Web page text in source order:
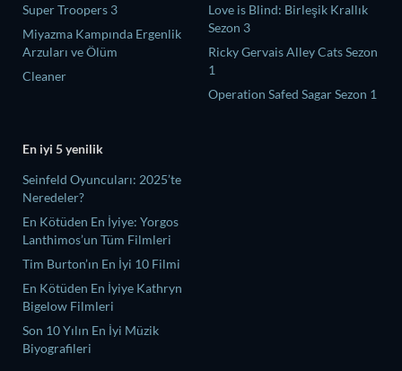
Super Troopers 3
Miyazma Kampında Ergenlik
Arzuları ve Ölüm
Cleaner
Love is Blind: Birleşik Krallık
Sezon 3
Ricky Gervais Alley Cats Sezon
1
Operation Safed Sagar Sezon 1
En iyi 5 yenilik
Seinfeld Oyuncuları: 2025’te
Neredeler?
En Kötüden En İyiye: Yorgos
Lanthimos’un Tüm Filmleri
Tim Burton’ın En İyi 10 Filmi
En Kötüden En İyiye Kathryn
Bigelow Filmleri
Son 10 Yılın En İyi Müzik
Biyografileri